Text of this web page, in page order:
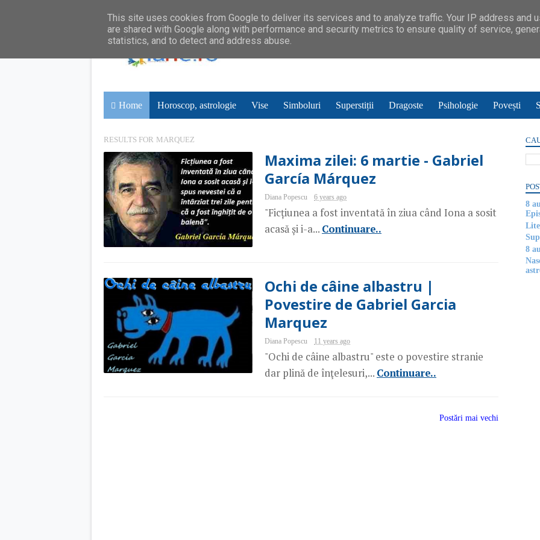
Home Horoscop, astrologie Vise Simboluri Superstiții Dragoste Psihologie Povești
RESULTS FOR MARQUEZ
Maxima zilei: 6 martie - Gabriel
García Márquez
Diana Popescu 6 years ago
"Ficțiunea a fost inventată în ziua când Iona a sosit
acasă și i-a... Continuare..
Ochi de câine albastru |
Povestire de Gabriel Garcia
Marquez
Diana Popescu 11 years ago
"Ochi de câine albastru" este o povestire stranie
dar plină de înţelesuri,... Continuare..
Postări mai vechi
8
8
This site uses cookies from Google to deliver its services and to analyze traffic. Your IP address and
are shared with Google along with performance and security metrics to ensure quality of service,
statistics, and to detect and address abuse.